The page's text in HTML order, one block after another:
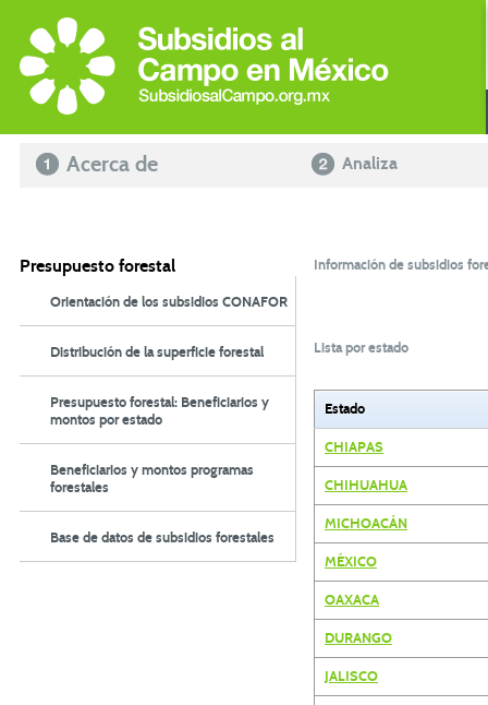
Acerca de Analiza
Presupuesto forestal
Orientación de los subsidios CONAFOR
Distribución de la superficie forestal
Presupuesto forestal: Beneficiarios y
montos por estado
Beneficiarios y montos programas
forestales
Base de datos de subsidios forestales
Información de subsidios
Lista por estado
Estado
CHIAPAS
CHIHUAHUA
MICHOACÁN
MÉXICO
OAXACA
DURANGO
JALISCO